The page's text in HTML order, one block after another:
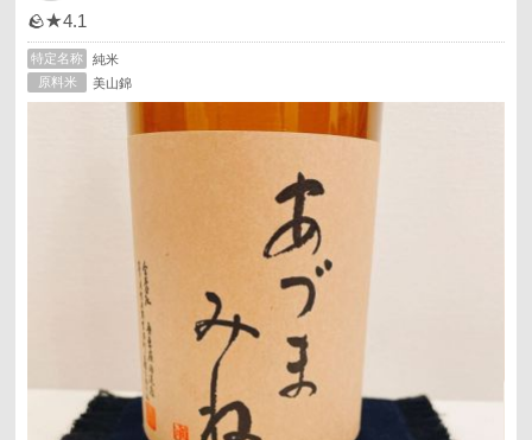
🪨★4.1
特定名称
純米
原料米
美山錦